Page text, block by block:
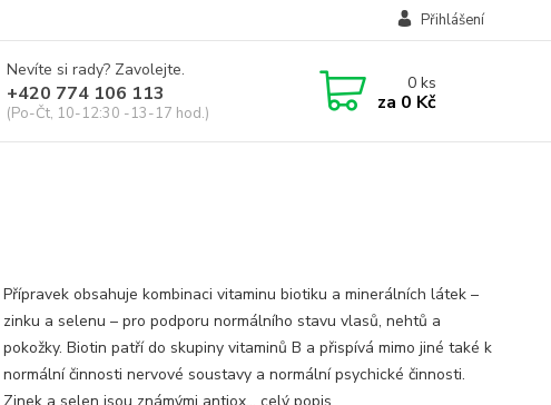
Přihlášení
Nevíte si rady? Zavolejte.
+420 774 106 113
(Po-Čt, 10-12:30 -13-17 hod.)
0ks
za 0 Kč
Přípravek obsahuje kombinaci vitaminu biotiku a minerálních látek –
zinku a selenu – pro podporu normálního stavu vlasů, nehtů a
pokožky. Biotin patří do skupiny vitaminů B a přispívá mimo jiné také k
normální činnosti nervové soustavy a normální psychické činnosti.